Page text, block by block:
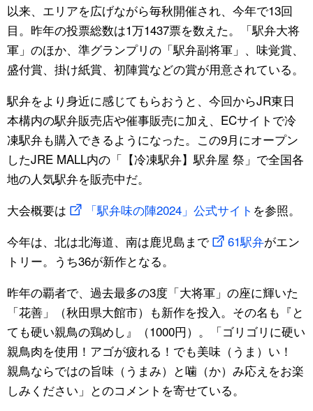
以来、エリアを広げながら毎秋開催され、今年で13回
目。昨年の投票総数は1万1437票を数えた。「駅弁大将
軍」のほか、準グランプリの「駅弁副将軍」、味覚賞、
盛付賞、掛け紙賞、初陣賞などの賞が用意されている。
駅弁をより身近に感じてもらおうと、今回からJR東日
本構内の駅弁販売店や催事販売に加え、ECサイトで冷
凍駅弁も購入できるようになった。この9月にオープン
したJRE MALL内の「【冷凍駅弁】駅弁屋 祭」で全国各
地の人気駅弁を販売中だ。
大会概要は
「駅弁味の陣2024」公式サイト を参照。
今年は、北は北海道、南は鹿児島まで
61駅弁がエン
トリー。うち36が新作となる。
昨年の覇者で、過去最多の3度「大将軍」の座に輝いた
「花善」（秋田県大館市）も新作を投入。その名も『と
ても硬い親鳥の鶏めし』（1000円）。「ゴリゴリに硬い
親鳥肉を使用！アゴが疲れる！でも美味（うま）い！
親鳥ならではの旨味（うまみ）と噛（か）み応えをお楽
しみください」とのコメントを寄せている。